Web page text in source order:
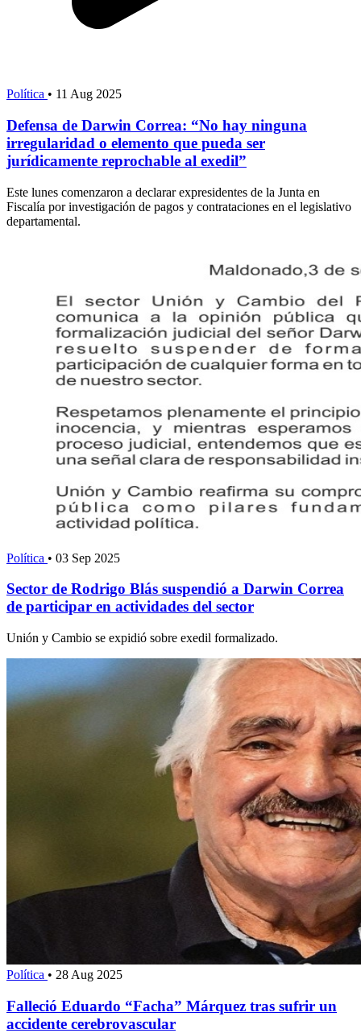
Política • 11 Aug 2025
Defensa de Darwin Correa: “No hay ninguna
irregularidad o elemento que pueda ser
jurídicamente reprochable al exedil”
Este lunes comenzaron a declarar expresidentes de la Junta en
Fiscalía por investigación de pagos y contrataciones en el legislativo
departamental.
Política • 03 Sep 2025
Sector de Rodrigo Blás suspendió a Darwin Correa
de participar en actividades del sector
Unión y Cambio se expidió sobre exedil formalizado.
Política • 28 Aug 2025
Falleció Eduardo “Facha” Márquez tras sufrir un
accidente cerebrovascular